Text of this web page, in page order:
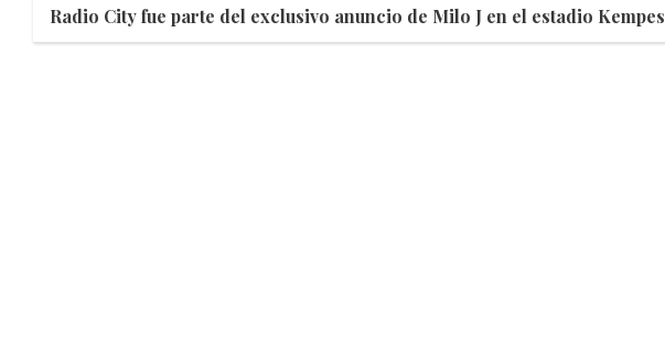
Radio City fue parte del exclusivo anuncio de Milo J en el estadio Kempes